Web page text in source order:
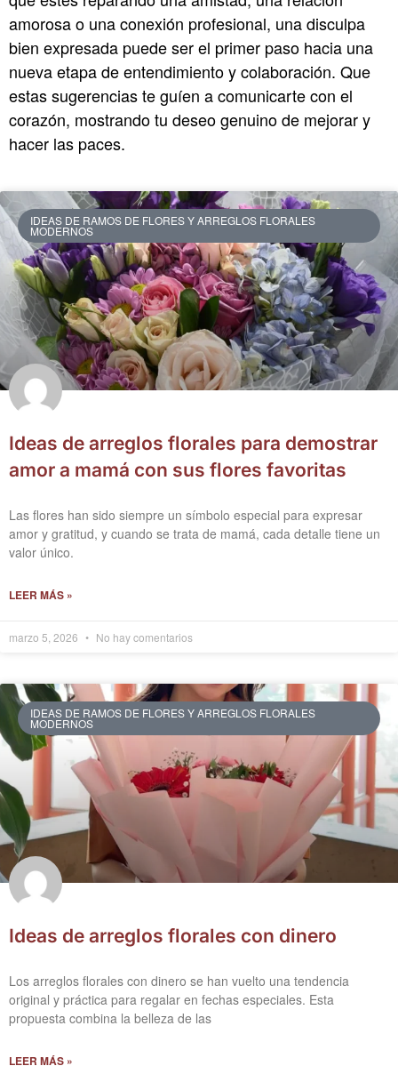
amorosa o una conexión profesional, una disculpa
bien expresada puede ser el primer paso hacia una
nueva etapa de entendimiento y colaboración. Que
estas sugerencias te guíen a comunicarte con el
corazón, mostrando tu deseo genuino de mejorar y
hacer las paces.
IDEAS DE RAMOS DE FLORES Y ARREGLOS FLORALES
MODERNOS
Ideas de arreglos florales para demostrar
amor a mamá con sus flores favoritas
Las flores han sido siempre un símbolo especial para expresar
amor y gratitud, y cuando se trata de mamá, cada detalle tiene un
valor único.
LEER MÁS »
marzo 5, 2026 No hay comentarios
IDEAS DE RAMOS DE FLORES Y ARREGLOS FLORALES
MODERNOS
Ideas de arreglos florales con dinero
Los arreglos florales con dinero se han vuelto una tendencia
original y práctica para regalar en fechas especiales. Esta
propuesta combina la belleza de las
LEER MÁS »